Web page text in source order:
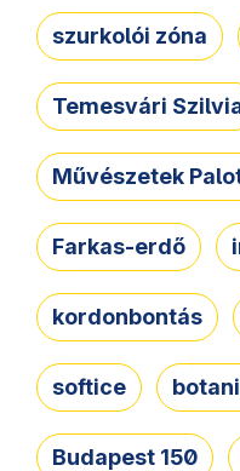
szurkolói zóna
Temesvári
Művészetek
Farkas-erdő
kordonbontás
softice
Budapest 150